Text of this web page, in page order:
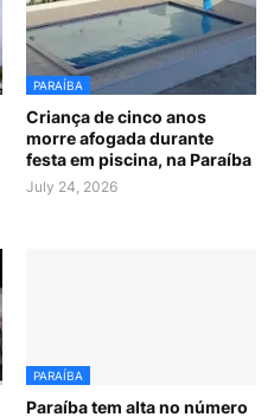
PARAÍBA
Criança de cinco anos
morre afogada durante
festa em piscina, na Paraíba
July 24, 2026
PARAÍBA
Paraíba tem alta no número